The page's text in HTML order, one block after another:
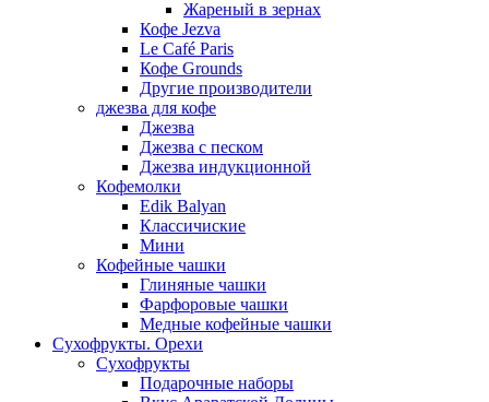
Жареный в зернах
Кофе Jezva
Le Café Paris
Кофе Grounds
Другие производители
джезва для кофе
Джезва
Джезва с песком
Джезва индукционной
Кофемолки
Edik Balyan
Классичиские
Мини
Кофейные чашки
Глиняные чашки
Фарфоровые чашки
Медные кофейные чашки
Сухофрукты. Орехи
Сухофрукты
Подарочные наборы